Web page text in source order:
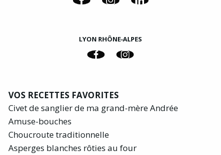
LYON RHÔNE‑ALPES
VOS RECETTES FAVORITES
Civet de sanglier de ma grand-mère Andrée
Amuse-bouches
Choucroute traditionnelle
Asperges blanches rôties au four